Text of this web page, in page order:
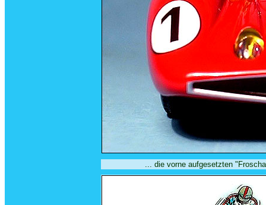
... die vorne aufgesetzten